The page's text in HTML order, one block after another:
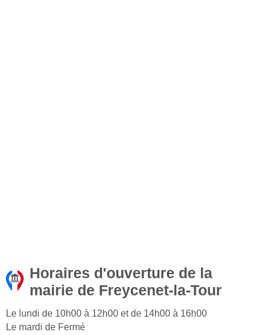
Horaires d'ouverture de la
mairie de Freycenet-la-Tour
Le lundi de 10h00 à 12h00 et de 14h00 à 16h00
Le mardi de Fermé